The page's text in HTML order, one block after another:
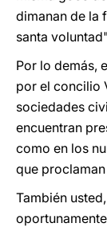
dimanan de la
santa
Por lo demás,
por el concilio
sociedades
encuentran
como en los
que
También